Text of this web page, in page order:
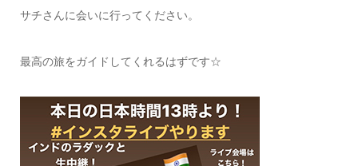
サチさんに会いに行ってください。
最高の旅をガイドしてくれるはずです☆